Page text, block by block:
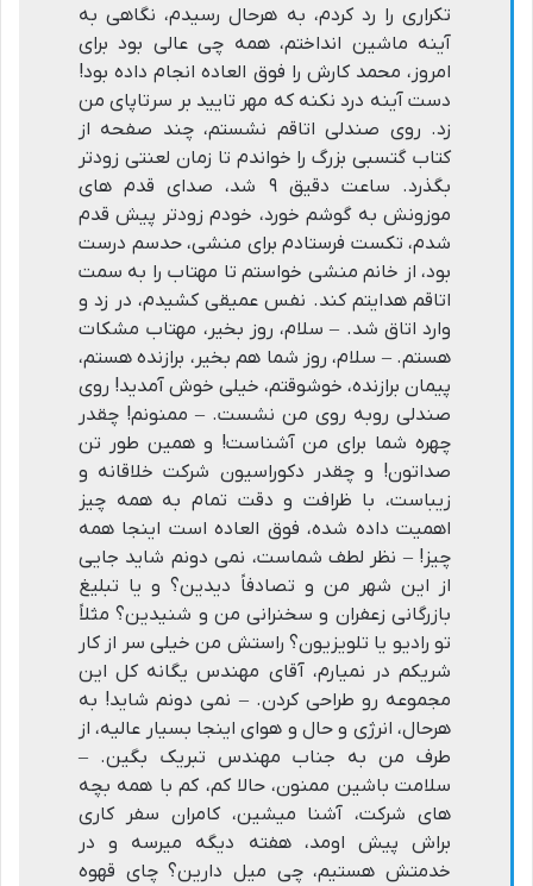
تکراری را رد کردم، به هرحال رسیدم، نگاهی به
آینه ماشین انداختم، همه چی عالی بود برای
امروز، محمد کارش را فوق العاده انجام داده بود!
دست آینه درد نکنه که مهر تایید بر سرتاپای من
زد. روی صندلی اتاقم نشستم، چند صفحه از
کتاب گتسبی بزرگ را خواندم تا زمان لعنتی زودتر
بگذرد. ساعت دقیق ۹ شد، صدای قدم های
موزونش به گوشم خورد، خودم زودتر پیش قدم
شدم، تکست فرستادم برای منشی، حدسم درست
بود، از خانم منشی خواستم تا مهتاب را به سمت
اتاقم هدایتم کند. نفس عمیقی کشیدم، در زد و
وارد اتاق شد. – سلام، روز بخیر، مهتاب مشکات
هستم. – سلام، روز شما هم بخیر، برازنده هستم،
پیمان برازنده، خوشوقتم، خیلی خوش آمدید! روی
صندلی روبه روی من نشست. – ممنونم! چقدر
چهره شما برای من آشناست! و همین طور تن
صداتون! و چقدر دکوراسیون شرکت خلاقانه و
زیباست، با ظرافت و دقت تمام به همه چیز
اهمیت داده شده، فوق العاده است اینجا همه
چیز! – نظر لطف شماست، نمی دونم شاید جایی
از این شهر من و تصادفاً دیدین؟ و یا تبلیغ
بازرگانی زعفران و سخنرانی من و شنیدین؟ مثلاً
تو رادیو یا تلویزیون؟ راستش من خیلی سر از کار
شریکم در نمیارم، آقای مهندس یگانه کل این
مجموعه رو طراحی کردن. – نمی دونم شاید! به
هرحال، انرژی و حال و هوای اینجا بسیار عالیه، از
طرف من به جناب مهندس تبریک بگین. –
سلامت باشین ممنون، حالا کم، کم با همه بچه
های شرکت، آشنا میشین، کامران سفر کاری
براش پیش اومد، هفته دیگه میرسه و در
خدمتش هستیم، چی میل دارین؟ چای قهوه